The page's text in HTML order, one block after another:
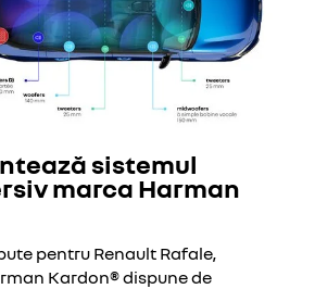
sistemul
marca Harman
pentru Renault Rafale,
Kardon® dispune de